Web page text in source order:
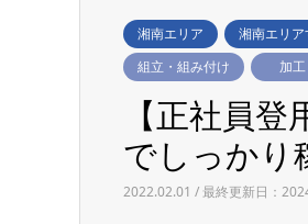
湘南エリア 湘南エリア
組立・組み付け
加工
【正社員
でしっかり
2022.02.01 / 最終更新日：